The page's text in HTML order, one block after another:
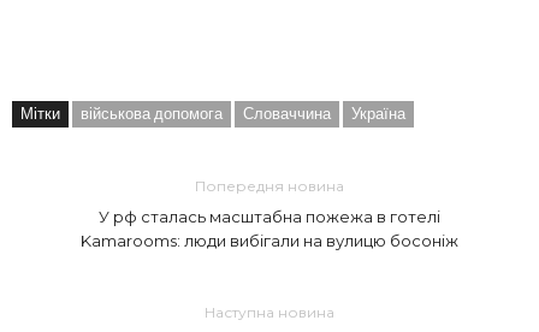
Мітки військова допомога Словаччина Україна
Попередня новина
У рф сталась масштабна пожежа в готелі
Kamarooms: люди вибігали на вулицю босоніж
Наступна новина